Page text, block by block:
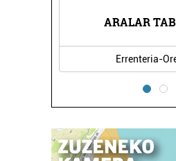
ARALAR TABERNA
Errenteria-Orereta